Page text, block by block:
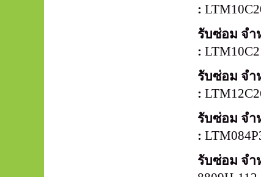
:
รับซ่อม จำ
:
รับซ่อม จำ
:
รับซ่อม จำ
:
รับซ่อม จำ